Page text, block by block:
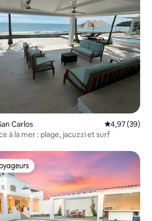
Carlos Évaluation
4,97 (39)
à la mer : plage, jacuzzi et surf